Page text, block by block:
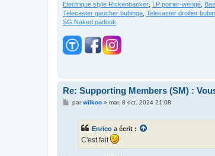
Electrique style Rickenbacker LP poirier-wengé
Telecaster gaucher bubinga Telecaster droitier
SG Naked padouk
Re: Supporting Members (SM) :
Mparwilkoo» mar. 8 oct. 2024 21:08
Enrico a écrit :
C'est fait